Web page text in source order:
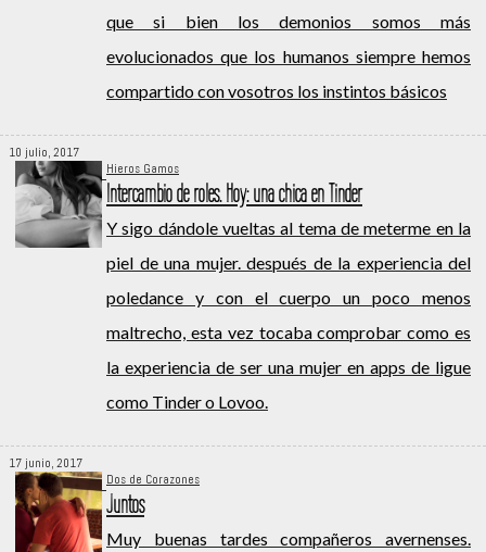
que si bien los demonios somos más
evolucionados que los humanos siempre hemos
compartido con vosotros los instintos básicos
10 julio, 2017
Hieros Gamos
Intercambio de roles. Hoy: una chica en Tinder
Y sigo dándole vueltas al tema de meterme en la
piel de una mujer. después de la experiencia del
poledance y con el cuerpo un poco menos
maltrecho, esta vez tocaba comprobar como es
la experiencia de ser una mujer en apps de ligue
como Tinder o Lovoo.
17 junio, 2017
Dos de Corazones
Juntos
Muy buenas tardes compañeros avernenses.